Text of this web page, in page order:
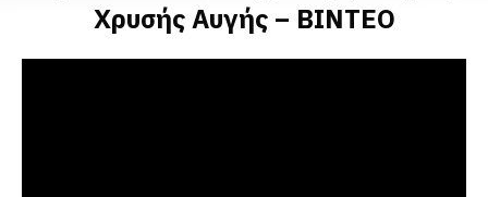
Χρυσής Αυγής – ΒΙΝΤΕΟ